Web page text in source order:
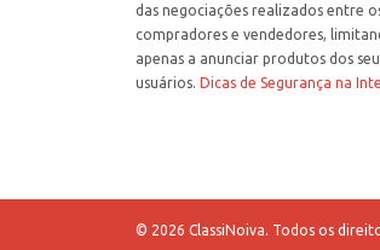
das negociações realizados entre
compradores e vendedores,
apenas a anunciar produtos dos
usuários. Dicas de Segurança na
© 2026 ClassiNoiva. Todos os